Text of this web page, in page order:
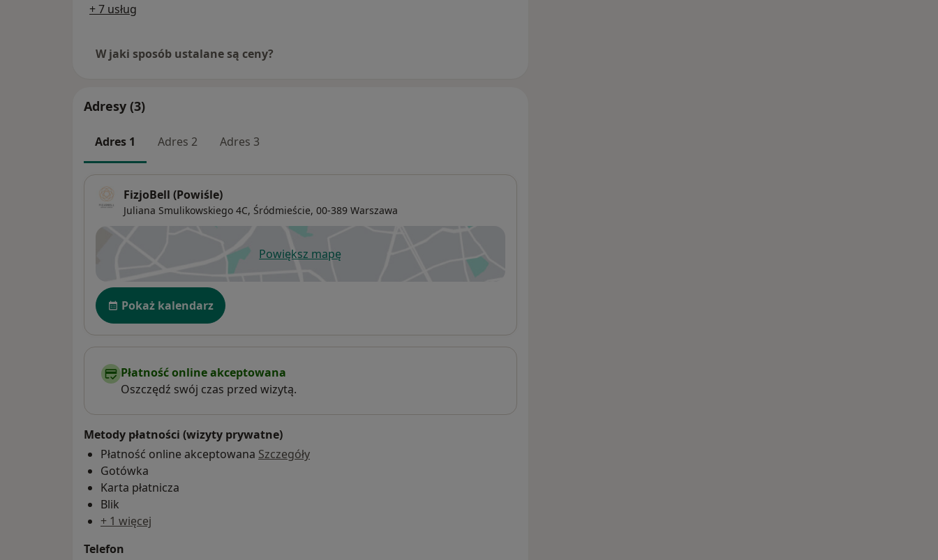
+ 7 usług
W jaki sposób ustalane są ceny?
Adresy (3)
Adres 1 Adres 2 Adres 3
FizjoBell (Powiśle)
Juliana Smulikowskiego 4C, Śródmieście, 00-389 Warszawa
Powiększ mapęotwiera się w nowej karcie
Dostępność
Pokaż kalendarz
Płatność online akceptowana
Oszczędź swój czas przed wizytą.
Metody płatności (wizyty prywatne)
Płatność online akceptowana Szczegóły
Gotówka
Karta płatnicza
Blik
+ 1 więcej
Telefon